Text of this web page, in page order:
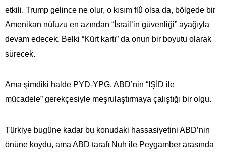
etkili. Trump gelince ne olur, o kısım flû olsa da, bölgede bir
Amenikan nüfuzu en azından “İsrail’in güvenliği” ayağıyla
devam edecek. Belki “Kürt kartı” da onun bir boyutu olarak
sürecek.
Ama şimdiki halde PYD-YPG, ABD’nin “IŞİD ile
mücadele” gerekçesiyle meşrulaştırmaya çalıştığı bir olgu.
Türkiye bugüne kadar bu konudaki hassasiyetini ABD’nin
önüne koydu, ama ABD tarafı Nuh ile Peygamber arasında